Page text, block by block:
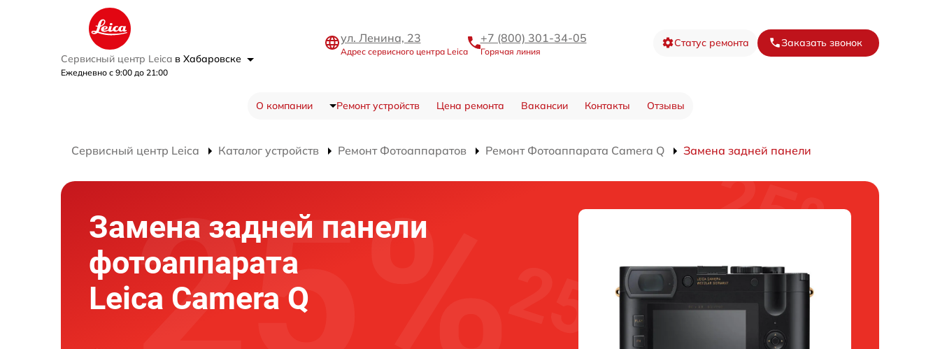
Сервисный центр Leica в Хабаровске
Ежедневно с 9:00 до 21:00
ул. Ленина, 23
Адрес сервисного центра Leica
+7 (800) 301-34-05
Горячая линия
Статус ремонта Заказать звонок
О компании Ремонт устройств Цена ремонта Вакансии Контакты Отзывы
Сервисный центр Leica Каталог устройств Ремонт Фотоаппаратов Ремонт Фотоаппарата Camera Q Замена задней панели
Замена задней панели
фотоаппарата
Leica Camera Q